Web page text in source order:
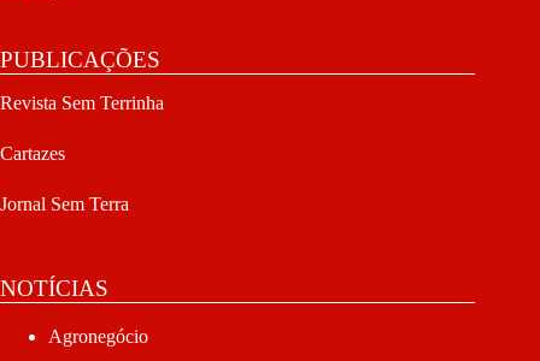
PUBLICAÇÕES
Revista Sem Terrinha
Cartazes
Jornal Sem Terra
NOTÍCIAS
Agronegócio